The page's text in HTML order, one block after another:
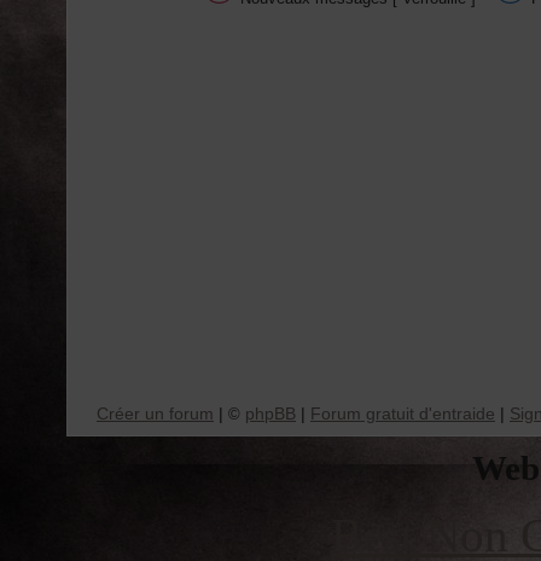
Créer un forum | © phpBB | Forum gratuit d'entraide |